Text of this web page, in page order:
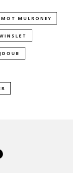
MULRONEY